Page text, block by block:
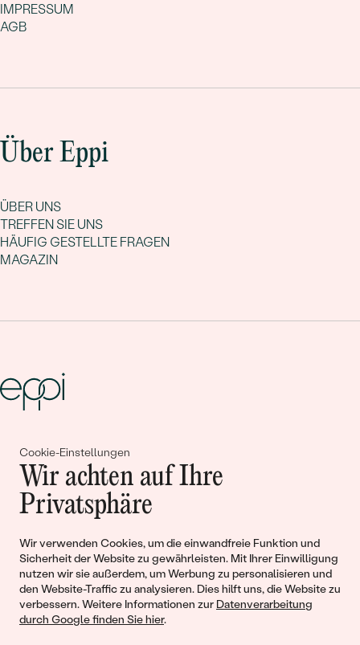
Cookie-Einstellungen
Wir achten auf Ihre
Privatsphäre
Wir verwenden Cookies, um die einwandfreie Funktion und
Sicherheit der Website zu gewährleisten. Mit Ihrer Einwilligung
nutzen wir sie außerdem, um Werbung zu personalisieren und
den Website-Traffic zu analysieren. Dies hilft uns, die Website zu
verbessern. Weitere Informationen zur Datenverarbeitung
durch Google finden Sie hier.
IMPRESSUM
AGB
Über Eppi
ÜBER UNS
TREFFEN SIE UNS
HÄUFIG GESTELLTE FRAGEN
MAGAZIN
Gemeinsam erschaffen wir
Geschichten von Schönheit und
Liebe
Begleiten Sie uns!